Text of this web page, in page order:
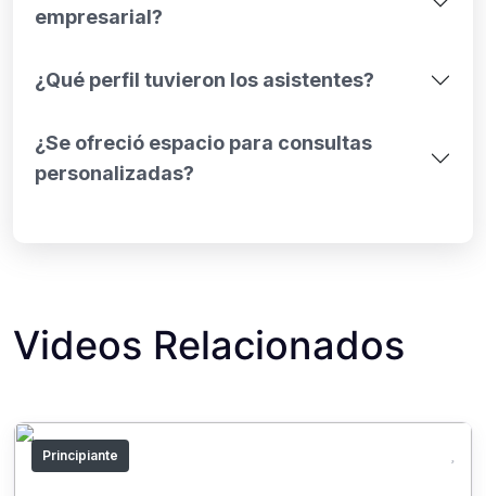
empresarial?
¿Qué perfil tuvieron los asistentes?
¿Se ofreció espacio para consultas
personalizadas?
Videos Relacionados
Principiante